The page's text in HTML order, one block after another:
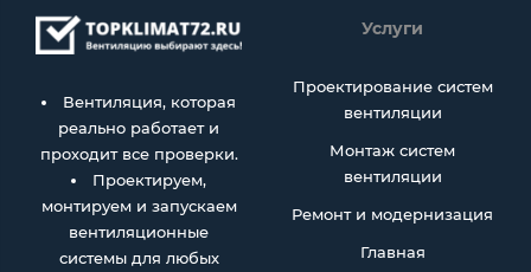
Вентиляция, которая
реально работает и
проходит все проверки.
Проектируем,
монтируем и запускаем
вентиляционные
системы для любых
Услуги
Проектирование систем
вентиляции
Монтаж систем
вентиляции
Ремонт и модернизация
Главная